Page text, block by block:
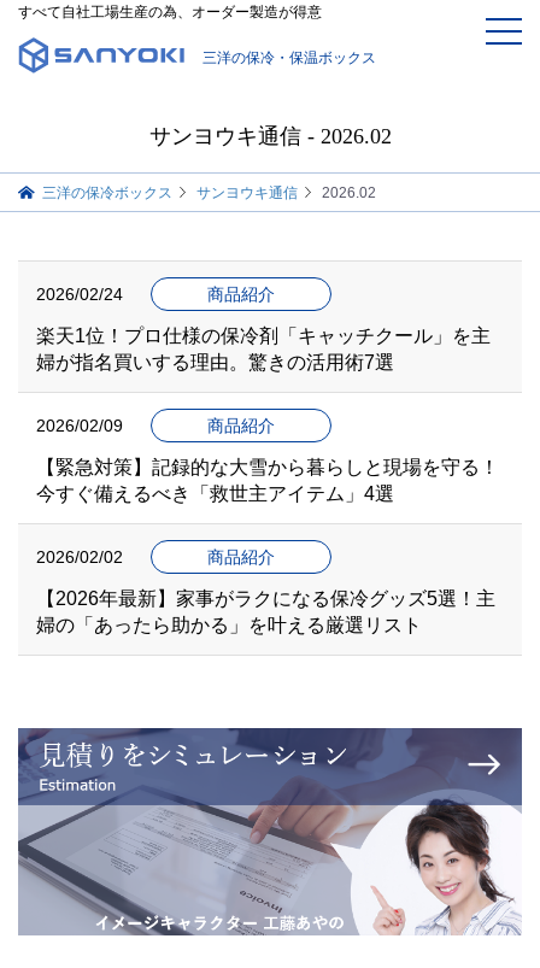
すべて自社工場生産の為、オーダー製造が得意
三洋の保冷・保温ボックス
サンヨウキ通信 - 2026.02
三洋の保冷ボックス サンヨウキ通信 2026.02
2026/02/24 商品紹介
楽天1位！プロ仕様の保冷剤「キャッチクール」を主
婦が指名買いする理由。驚きの活用術7選
2026/02/09 商品紹介
【緊急対策】記録的な大雪から暮らしと現場を守る！
今すぐ備えるべき「救世主アイテム」4選
2026/02/02 商品紹介
【2026年最新】家事がラクになる保冷グッズ5選！主
婦の「あったら助かる」を叶える厳選リスト